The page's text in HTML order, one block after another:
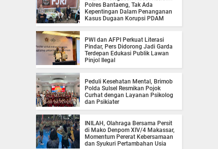
Polres Bantaeng, Tak Ada
Kepentingan Dalam Penanganan
Kasus Dugaan Korupsi PDAM
PWI dan AFPI Perkuat Literasi
Pindar, Pers Didorong Jadi Garda
Terdepan Edukasi Publik Lawan
Pinjol Ilegal
Peduli Kesehatan Mental, Brimob
Polda Sulsel Resmikan Pojok
Curhat dengan Layanan Psikolog
dan Psikiater
INILAH, Olahraga Bersama Persit
di Mako Denpom XIV/4 Makassar,
Momentum Pererat Kebersamaan
dan Syukuri Pertambahan Usia